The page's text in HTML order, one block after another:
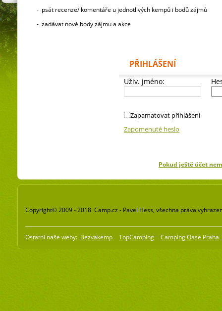
- psát recenze/ komentáře u jednotlivých kempů i bodů zájmů
- zadávat nové body zájmu a akce
PŘIHLÁŠENÍ
Uživ. jméno:
Zapamatovat přihlášení
Zapomenuté heslo
Pokud ještě účet
Copyright© 2009 - 2018 Camp.cz - Pavel Hess, všechna práva
Ostatní naše weby: Bezvakemp TopCamping Camping Oase Praha